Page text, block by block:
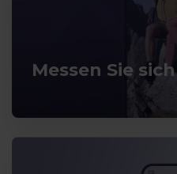
Messen Sie